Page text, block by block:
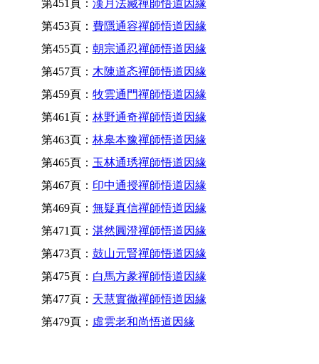
第451頁： 漢月法藏禪師悟道因緣
第453頁： 費隱通容禪師悟道因緣
第455頁： 朝宗通忍禪師悟道因緣
第457頁： 木陳道忞禪師悟道因緣
第459頁： 牧雲通門禪師悟道因緣
第461頁： 林野通奇禪師悟道因緣
第463頁： 林皋本豫禪師悟道因緣
第465頁： 玉林通琇禪師悟道因緣
第467頁： 印中通授禪師悟道因緣
第469頁： 無疑真信禪師悟道因緣
第471頁： 湛然圓澄禪師悟道因緣
第473頁： 鼓山元賢禪師悟道因緣
第475頁： 白馬方彖禪師悟道因緣
第477頁： 天慧實徹禪師悟道因緣
第479頁： 虛雲老和尚悟道因緣